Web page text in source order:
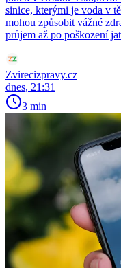
sinice, kterými je voda v
mohou způsobit vážné
průjem až po poškození
Zvirecizpravy.cz
dnes, 21:31
3 min